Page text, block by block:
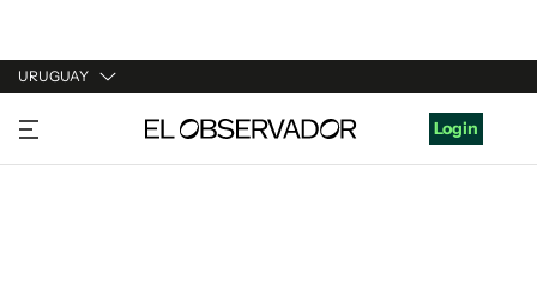
URUGUAY
URUGUAY
ARGENTINA
Login